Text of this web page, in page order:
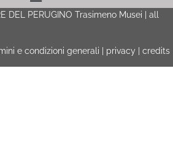
DEL PERUGINO Trasimeno Musei | all
e condizioni generali privacy credits